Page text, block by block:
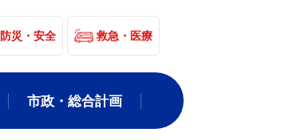
防災・安全 救急・医療
市政・総合計画